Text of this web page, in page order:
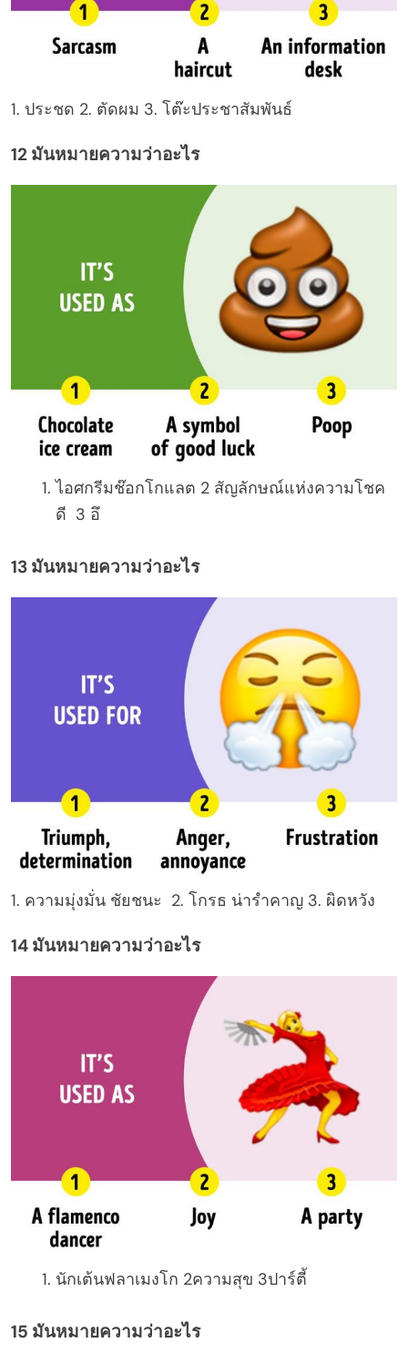
1. ประชด 2. ตัดผม 3. โต๊ะประชาสัมพันธ์
12 มันหมายความว่าอะไร
ไอศกรีมช๊อกโกแลต 2 สัญลักษณ์แห่งความโชค
ดี 3 อึ
13 มันหมายความว่าอะไร
1. ความมุ่งมั่น ชัยชนะ 2. โกรธ น่ารำคาญ 3. ผิดหวัง
14 มันหมายความว่าอะไร
นักเต้นฟลาเมงโก 2ความสุข 3ปาร์ตี้
15 มันหมายความว่าอะไร